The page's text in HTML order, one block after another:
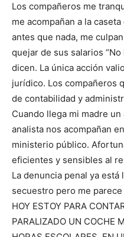
Los compañeros me
me acompañan a la
antes que nada, me
quejar de sus salarios
dicen. La única acción
jurídico. Los compañeros
de contabilidad y
Cuando llega mi madre
analista nos acompañan
ministerio público.
eficientes y sensibles al
La denuncia penal ya
secuestro pero me
HOY ESTOY PARA
PARALIZADO UN COCHE